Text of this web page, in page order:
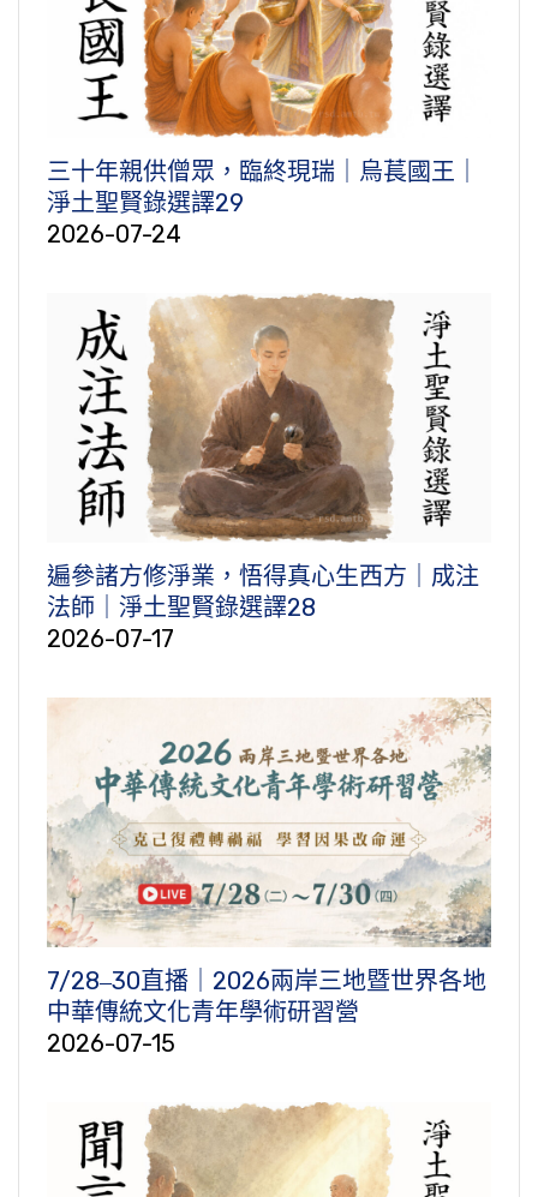
三十年親供僧眾，臨終現瑞｜烏萇國王｜
淨土聖賢錄選譯29
2026-07-24
遍參諸方修淨業，悟得真心生西方｜成注
法師｜淨土聖賢錄選譯28
2026-07-17
7/28‒30直播｜2026兩岸三地暨世界各地
中華傳統文化青年學術研習營
2026-07-15